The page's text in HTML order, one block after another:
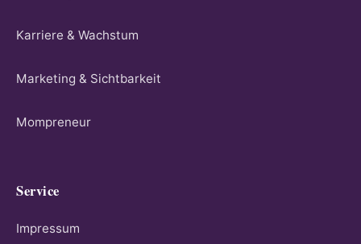
Karriere & Wachstum
Marketing & Sichtbarkeit
Mompreneur
Service
Impressum